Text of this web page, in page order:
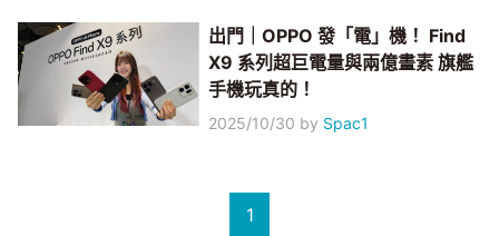
出門｜OPPO 發「電」機！ Find
X9 系列超巨電量與兩億畫素 旗艦
手機玩真的！
2025/10/30 by Spac1
1